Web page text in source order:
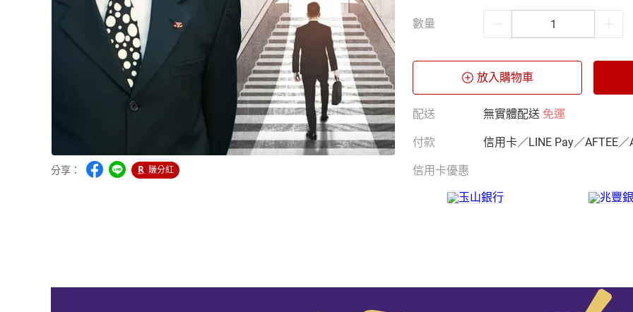
分享： 賺分紅
數量
放入購物車
配送 無實體配送 免運
付款 信用卡／LINE Pay／AFTEE／
信用卡優惠